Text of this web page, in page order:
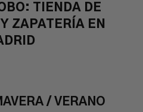
TIENDA DE
ZAPATERÍA EN
/ VERANO